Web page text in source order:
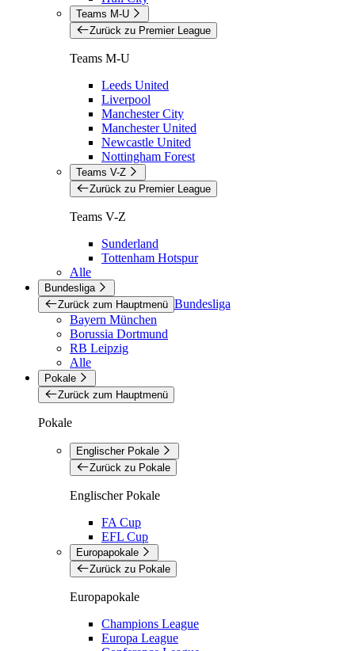
Teams M-U
Zurück zu Premier League
Teams M-U
Leeds United
Liverpool
Manchester City
Manchester United
Newcastle United
Nottingham Forest
Teams V-Z
Zurück zu Premier League
Teams V-Z
Sunderland
Tottenham Hotspur
Alle
Bundesliga
Zurück zum Hauptmenü Bundesliga
Bayern München
Borussia Dortmund
RB Leipzig
Alle
Pokale
Zurück zum Hauptmenü
Pokale
Englischer Pokale
Zurück zu Pokale
Englischer Pokale
FA Cup
EFL Cup
Europapokale
Zurück zu Pokale
Europapokale
Champions League
Europa League